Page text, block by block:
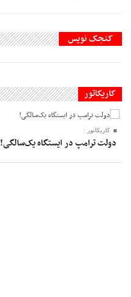
کنجک نویس
کاریکاتور
کاریکاتور :
دولت ترامپ در ایستگاه یک‌سالگی!